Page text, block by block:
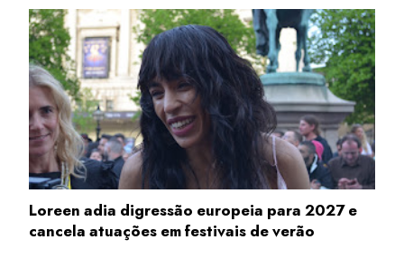
Loreen adia digressão europeia para 2027 e
cancela atuações em festivais de verão